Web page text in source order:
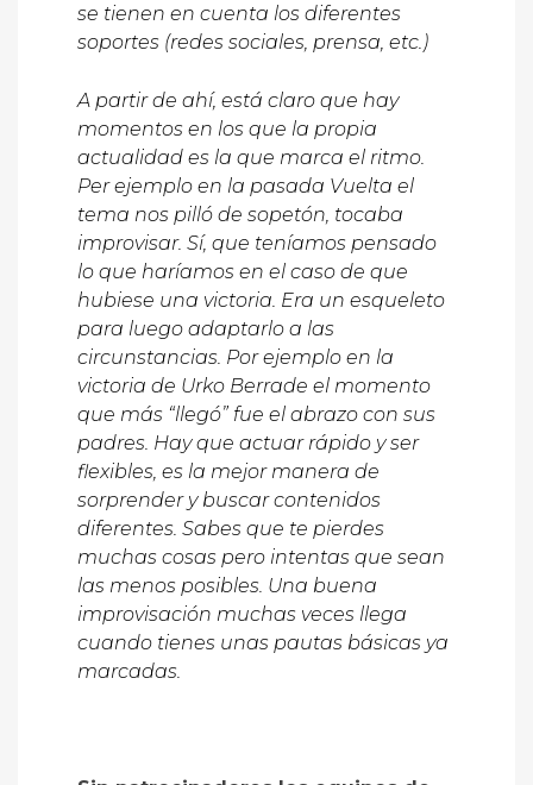
se tienen en cuenta los diferentes
soportes (redes sociales, prensa, etc.)
A partir de ahí, está claro que hay
momentos en los que la propia
actualidad es la que marca el ritmo.
Per ejemplo en la pasada Vuelta el
tema nos pilló de sopetón, tocaba
improvisar. Sí, que teníamos pensado
lo que haríamos en el caso de que
hubiese una victoria. Era un esqueleto
para luego adaptarlo a las
circunstancias. Por ejemplo en la
victoria de Urko Berrade el momento
que más “llegó” fue el abrazo con sus
padres. Hay que actuar rápido y ser
flexibles, es la mejor manera de
sorprender y buscar contenidos
diferentes. Sabes que te pierdes
muchas cosas pero intentas que sean
las menos posibles. Una buena
improvisación muchas veces llega
cuando tienes unas pautas básicas ya
marcadas.